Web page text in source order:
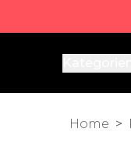
Producto de
Home >